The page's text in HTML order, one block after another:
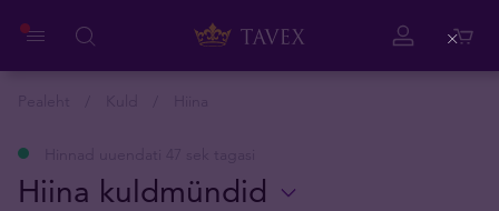
Hiina kuldmündid
Close